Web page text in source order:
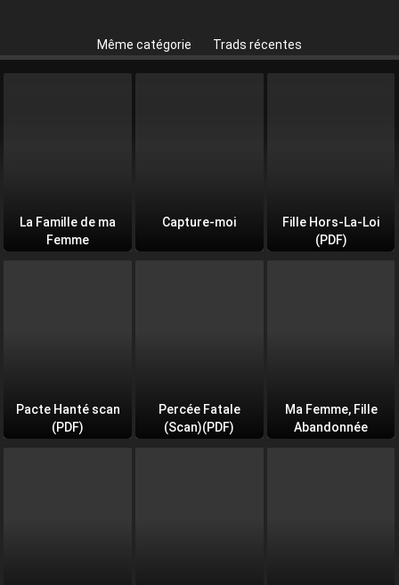
Même catégorie Trads récentes
La Famille de ma
Femme
Capture-moi
Fille Hors-La-Loi
(PDF)
Pacte Hanté scan
(PDF)
Percée Fatale
(Scan)(PDF)
Ma Femme, Fille
Abandonnée